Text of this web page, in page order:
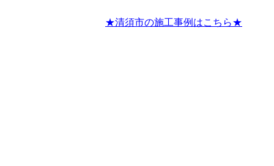
★清須市の施工事例はこちら★